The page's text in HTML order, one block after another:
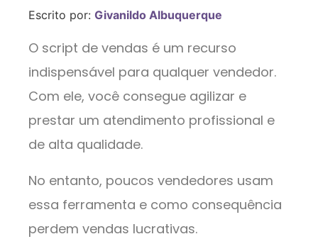
Escrito por: Givanildo Albuquerque
O script de vendas é um recurso
indispensável para qualquer vendedor.
Com ele, você consegue agilizar e
prestar um atendimento profissional e
de alta qualidade.
No entanto, poucos vendedores usam
essa ferramenta e como consequência
perdem vendas lucrativas.